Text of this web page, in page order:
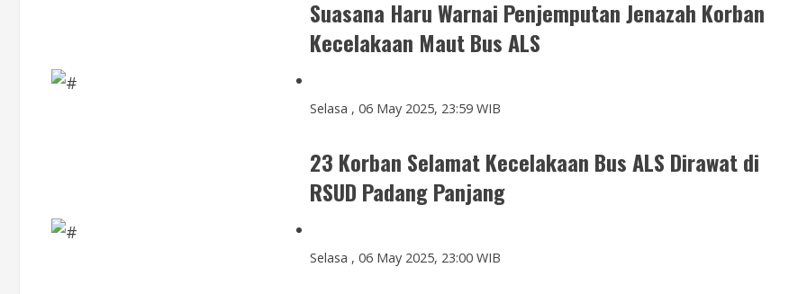
Suasana Haru Warnai Penjemputan Jenazah Korban
Kecelakaan Maut Bus ALS
Selasa , 06 May 2025, 23:59 WIB
23 Korban Selamat Kecelakaan Bus ALS Dirawat di
RSUD Padang Panjang
Selasa , 06 May 2025, 23:00 WIB